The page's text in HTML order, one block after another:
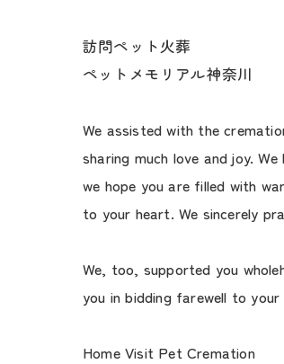
訪問ペット火葬
ペットメモリアル神奈川
We assisted with the
sharing much love and joy.
we hope you are filled with
to your heart. We sincerely
We, too, supported you
you in bidding farewell to
Home Visit Pet Cremation